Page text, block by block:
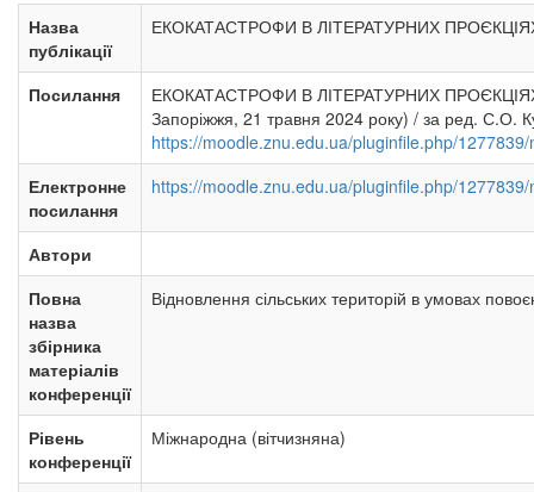
Назва
публікації
ЕКОКАТАСТРОФИ В ЛІТЕРАТУРНИХ
Посилання
ЕКОКАТАСТРОФИ В ЛІТЕРАТУРНИХ ПРОЄКЦІЯХ:
Запоріжжя, 21 травня 2024 року) / за ред. С.О.
https://moodle.znu.edu.ua/pluginfile.php/1277839/
Електронне
посилання
https://moodle.znu.edu.ua/pluginfile.php/1277839/
Автори
Повна
назва
збірника
матеріалів
конференції
Відновлення сільських територій в умовах
Рівень
конференції
Міжнародна (вітчизняна)